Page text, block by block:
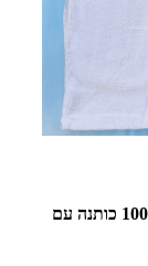
מגבת פונצ'ו רחצה עוטפת ורכה עם קפוצ'ון 100% כותנה עם